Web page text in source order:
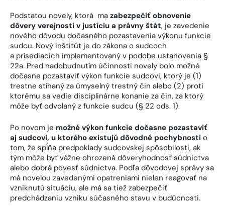
Podstatou novely, ktorá ma zabezpečiť obnovenie
dôvery verejnosti v justíciu a právny štát, je zavedenie
nového dôvodu dočasného pozastavenia výkonu funkcie
sudcu. Nový inštitút je do zákona o sudcoch
a prísediacich implementovaný v podobe ustanovenia §
22a. Pred nadobudnutím účinnosti novely bolo možné
dočasne pozastaviť výkon funkcie sudcovi, ktorý je (1)
trestne stíhaný za úmyselný trestný čin alebo (2) proti
ktorému sa vedie disciplinárne konanie za čin, za ktorý
môže byť odvolaný z funkcie sudcu (§ 22 ods. 1).
Po novom je možné výkon funkcie dočasne pozastaviť
aj sudcovi, u ktorého existujú dôvodné pochybnosti o
tom, že spĺňa predpoklady sudcovskej spôsobilosti, ak
tým môže byť vážne ohrozená dôveryhodnosť súdnictva
alebo dobrá povesť súdnictva. Podľa dôvodovej správy sa
má novelou zavedenými opatreniami nielen reagovať na
vzniknutú situáciu, ale má sa tiež zabezpečiť
predchádzaniu vzniku súčasného stavu v budúcnosti.